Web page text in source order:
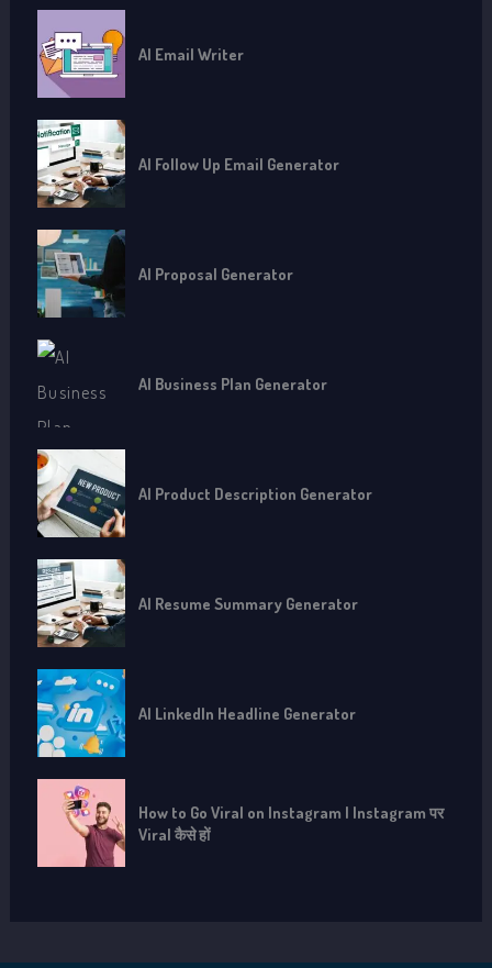
AI Email Writer
AI Follow Up Email Generator
AI Proposal Generator
AI Business Plan Generator
AI Product Description Generator
AI Resume Summary Generator
AI LinkedIn Headline Generator
How to Go Viral on Instagram | Instagram पर
Viral कैसे हों